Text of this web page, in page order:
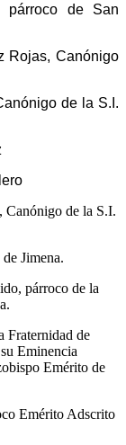
párroco de San
Rojas, Canónigo
de la S.I.
Canónigo de la S.I.
Jimena.
párroco de la
Fraternidad de
Eminencia
Emérito de
Emérito Adscrito